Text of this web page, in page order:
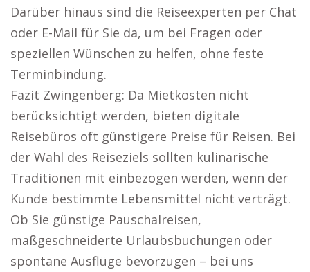
Darüber hinaus sind die Reiseexperten per Chat
oder E-Mail für Sie da, um bei Fragen oder
speziellen Wünschen zu helfen, ohne feste
Terminbindung.
Fazit Zwingenberg: Da Mietkosten nicht
berücksichtigt werden, bieten digitale
Reisebüros oft günstigere Preise für Reisen. Bei
der Wahl des Reiseziels sollten kulinarische
Traditionen mit einbezogen werden, wenn der
Kunde bestimmte Lebensmittel nicht verträgt.
Ob Sie günstige Pauschalreisen,
maßgeschneiderte Urlaubsbuchungen oder
spontane Ausflüge bevorzugen – bei uns